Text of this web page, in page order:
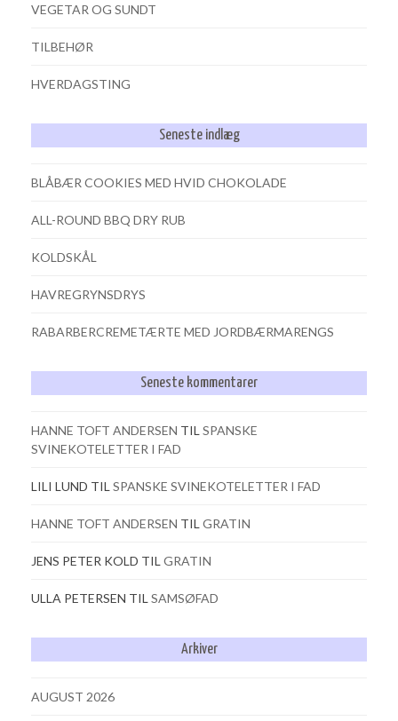
VEGETAR OG SUNDT
TILBEHØR
HVERDAGSTING
Seneste indlæg
BLÅBÆR COOKIES MED HVID CHOKOLADE
ALL-ROUND BBQ DRY RUB
KOLDSKÅL
HAVREGRYNSDRYS
RABARBERCREMETÆRTE MED JORDBÆRMARENGS
Seneste kommentarer
HANNE TOFT ANDERSEN TIL SPANSKE
SVINEKOTELETTER I FAD
LILI LUND TIL SPANSKE SVINEKOTELETTER I FAD
HANNE TOFT ANDERSEN TIL GRATIN
JENS PETER KOLD TIL GRATIN
ULLA PETERSEN TIL SAMSØFAD
Arkiver
AUGUST 2026